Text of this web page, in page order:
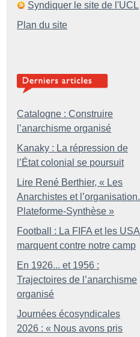
Syndiquer le site de l'UCL
Plan du site
Catalogne : Construire
l’anarchisme organisé
Kanaky : La répression de
l’État colonial se poursuit
Lire René Berthier, « Les
Anarchistes et l’organisation.
Plateforme-Synthèse »
Football : La FIFA et les USA
marquent contre notre camp
En 1926... et 1956 :
Trajectoires de l’anarchisme
organisé
Journées écosyndicales
2026 : « Nous avons pris